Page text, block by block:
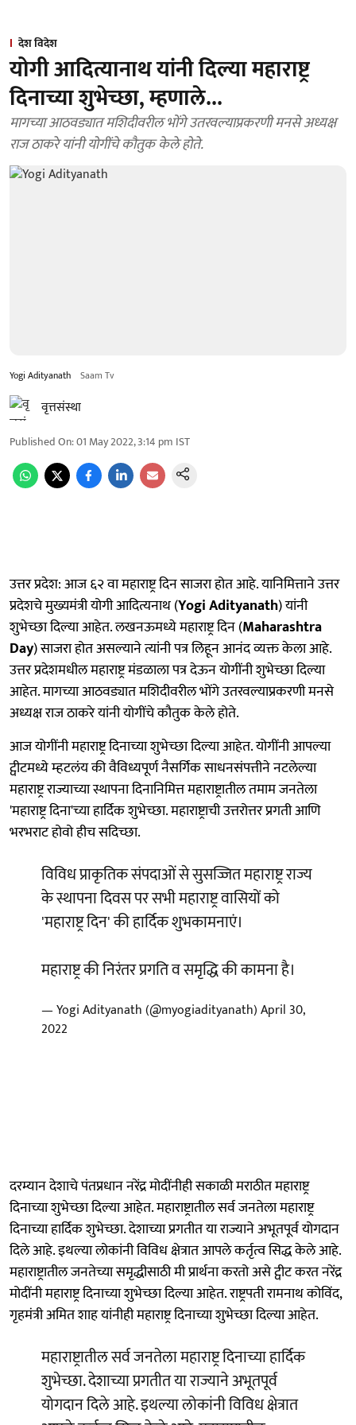
देश विदेश
योगी आदित्यानाथ यांनी दिल्या महाराष्ट्र
दिनाच्या शुभेच्छा, म्हणाले...
मागच्या आठवड्यात मशिदीवरील भोंगे उतरवल्याप्रकरणी मनसे अध्यक्ष
राज ठाकरे यांनी योगींचे कौतुक केले होते.
Yogi Adityanath Saam Tv
वृत्तसंस्था
Published On:01 May 2022, 3:14 pm IST
उत्तर प्रदेश: आज ६२ वा महाराष्ट्र दिन साजरा होत आहे. यानिमित्ताने उत्तर
प्रदेशचे मुख्यमंत्री योगी आदित्यनाथ (Yogi Adityanath) यांनी
शुभेच्छा दिल्या आहेत. लखनऊमध्ये महाराष्ट्र दिन (Maharashtra
Day) साजरा होत असल्याने त्यांनी पत्र लिहून आनंद व्यक्त केला आहे.
उत्तर प्रदेशमधील महाराष्ट्र मंडळाला पत्र देऊन योगींनी शुभेच्छा दिल्या
आहेत. मागच्या आठवड्यात मशिदीवरील भोंगे उतरवल्याप्रकरणी मनसे
अध्यक्ष राज ठाकरे यांनी योगींचे कौतुक केले होते.
आज योगींनी महाराष्ट्र दिनाच्या शुभेच्छा दिल्या आहेत. योगींनी आपल्या
ट्वीटमध्ये म्हटलंय की वैविध्यपूर्ण नैसर्गिक साधनसंपत्तीने नटलेल्या
महाराष्ट्र राज्याच्या स्थापना दिनानिमित्त महाराष्ट्रातील तमाम जनतेला
'महाराष्ट्र दिना'च्या हार्दिक शुभेच्छा. महाराष्ट्राची उत्तरोत्तर प्रगती आणि
भरभराट होवो हीच सदिच्छा.
विविध प्राकृतिक संपदाओं से सुसज्जित महाराष्ट्र राज्य
के स्थापना दिवस पर सभी महाराष्ट्र वासियों को
'महाराष्ट्र दिन' की हार्दिक शुभकामनाएं।
महाराष्ट्र की निरंतर प्रगति व समृद्धि की कामना है।
— Yogi Adityanath (@myogiadityanath)April 30,
2022
दरम्यान देशाचे पंतप्रधान नरेंद्र मोदींनीही सकाळी मराठीत महाराष्ट्र
दिनाच्या शुभेच्छा दिल्या आहेत. महाराष्ट्रातील सर्व जनतेला महाराष्ट्र
दिनाच्या हार्दिक शुभेच्छा. देशाच्या प्रगतीत या राज्याने अभूतपूर्व योगदान
दिले आहे. इथल्या लोकांनी विविध क्षेत्रात आपले कर्तृत्व सिद्ध केले आहे.
महाराष्ट्रातील जनतेच्या समृद्धीसाठी मी प्रार्थना करतो असे ट्वीट करत नरेंद्र
मोदींनी महाराष्ट्र दिनाच्या शुभेच्छा दिल्या आहेत. राष्ट्रपती रामनाथ कोविंद,
गृहमंत्री अमित शाह यांनीही महाराष्ट्र दिनाच्या शुभेच्छा दिल्या आहेत.
महाराष्ट्रातील सर्व जनतेला महाराष्ट्र दिनाच्या हार्दिक
शुभेच्छा. देशाच्या प्रगतीत या राज्याने अभूतपूर्व
योगदान दिले आहे. इथल्या लोकांनी विविध क्षेत्रात